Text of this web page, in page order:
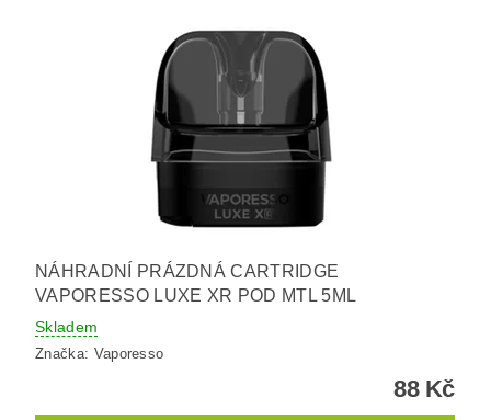
NÁHRADNÍ PRÁZDNÁ CARTRIDGE
VAPORESSO LUXE XR POD MTL 5ML
Skladem
Značka: Vaporesso
88 Kč